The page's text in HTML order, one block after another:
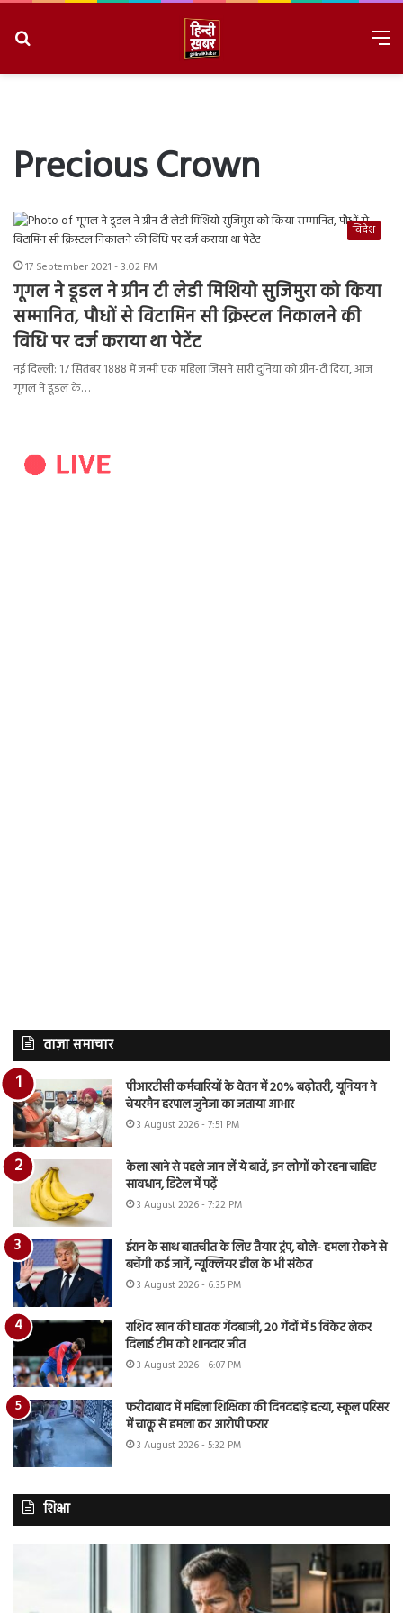
Precious Crown
विदेश
17 September 2021 - 3:02 PM
गूगल ने डूडल ने ग्रीन टी लेडी मिशियो सुजिमुरा को किया
सम्मानित, पौधों से विटामिन सी क्रिस्टल निकालने की
विधि पर दर्ज कराया था पेटेंट
नई दिल्ली: 17 सितंबर 1888 में जन्मी एक महिला जिसने सारी दुनिया को ग्रीन-टी दिया, आज
गूगल ने डूडल के…
ताज़ा समाचार
पीआरटीसी कर्मचारियों के वेतन में 20% बढ़ोतरी, यूनियन ने
चेयरमैन हरपाल जुनेजा का जताया आभार
3 August 2026 - 7:51 PM
केला खाने से पहले जान लें ये बातें, इन लोगों को रहना चाहिए
सावधान, डिटेल में पढ़ें
3 August 2026 - 7:22 PM
ईरान के साथ बातचीत के लिए तैयार ट्रंप, बोले- हमला रोकने से
बचेंगी कई जानें, न्यूक्लियर डील के भी संकेत
3 August 2026 - 6:35 PM
राशिद खान की घातक गेंदबाजी, 20 गेंदों में 5 विकेट लेकर
दिलाई टीम को शानदार जीत
3 August 2026 - 6:07 PM
फरीदाबाद में महिला शिक्षिका की दिनदहाड़े हत्या, स्कूल परिसर
में चाकू से हमला कर आरोपी फरार
3 August 2026 - 5:32 PM
शिक्षा